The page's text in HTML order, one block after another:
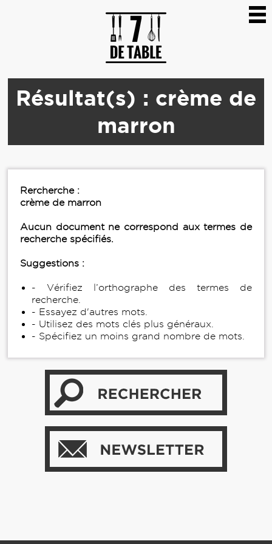
Résultat(s) : crème de
marron
Rercherche :
crème de marron
Aucun document ne correspond aux termes de
recherche spécifiés.
Suggestions :
- Vérifiez l’orthographe des termes de
recherche.
- Essayez d'autres mots.
- Utilisez des mots clés plus généraux.
- Spécifiez un moins grand nombre de mots.